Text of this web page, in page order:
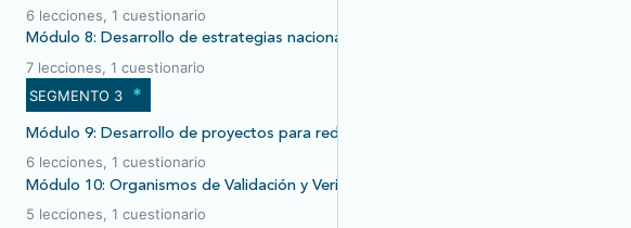
6 lecciones, 1 cuestionario
Módulo 8: Desarrollo de estrategias nacionales de mercados de carbono
7 lecciones, 1 cuestionario
SEGMENTO 3
*
Módulo 9: Desarrollo de proyectos para reducir emisiones e incrementar absorciones.
6 lecciones, 1 cuestionario
Módulo 10: Organismos de Validación y Verificación
5 lecciones, 1 cuestionario